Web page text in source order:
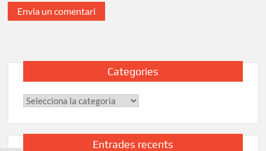
Categories
Categories
Entrades recents